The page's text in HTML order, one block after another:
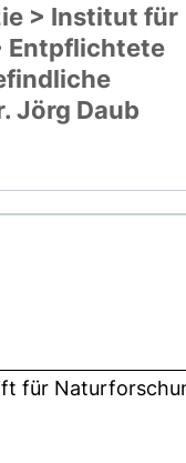
> Institut für
Entpflichtete
Jörg Daub
für